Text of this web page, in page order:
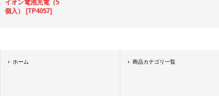
イオン電池充電（5
個入）
[TP4057]
ホーム 商品カテゴリ一覧